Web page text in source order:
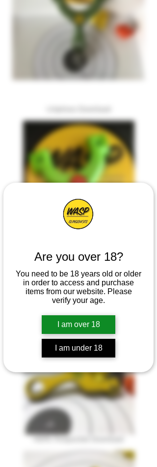
Are you over 18?
You need to be 18 years old or older
in order to access and purchase
items from our website. Please
verify your age.
I am over 18
I am under 18
Enzo Download
HDPE Pickpocket Download